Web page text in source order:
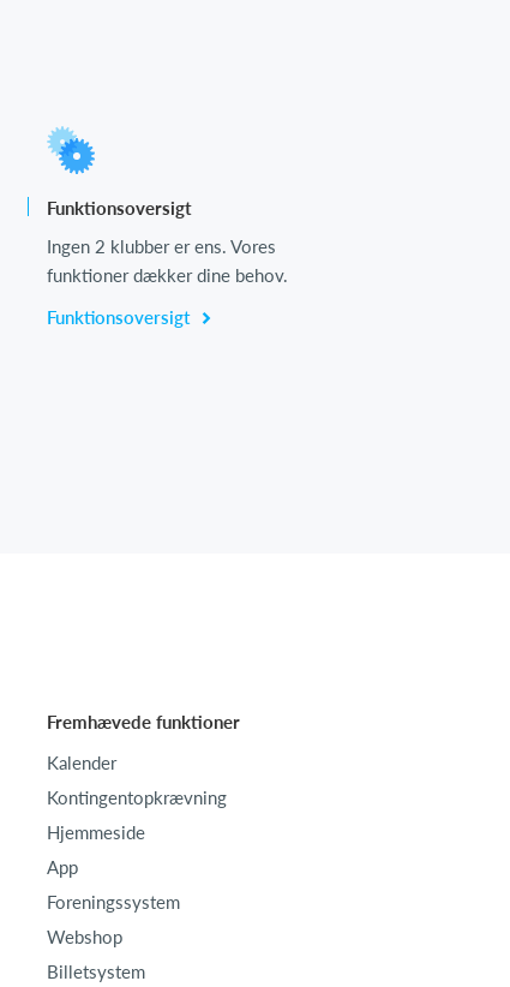
Funktionsoversigt
Ingen 2 klubber er ens. Vores
funktioner dækker dine behov.
Funktionsoversigt
Fremhævede funktioner
Kalender
Kontingentopkrævning
Hjemmeside
App
Foreningssystem
Webshop
Billetsystem